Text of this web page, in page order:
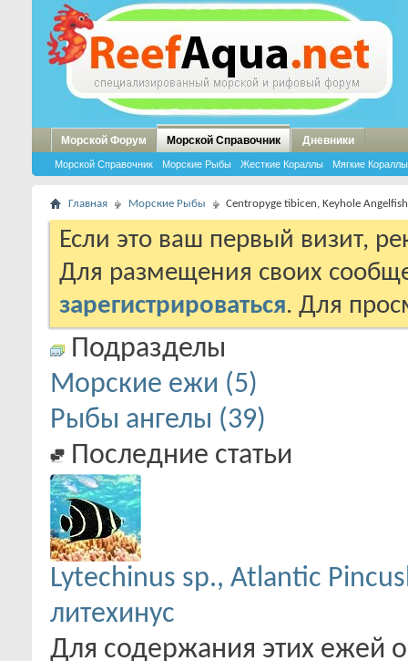
Морской Форум Морской Справочник
Морской Справочник Морские Рыбы Жесткие Кораллы Мягкие Кораллы
Дневники
Главная Морские Рыбы Centropyge tibicen, Keyhole
Если это ваш первый визит,
Для размещения своих
зарегистрироваться. Для
Подразделы
Морские ежи (5)
Рыбы ангелы (39)
Последние статьи
Lytechinus sp., Atlantic
литехинус
Для содержания этих ежей